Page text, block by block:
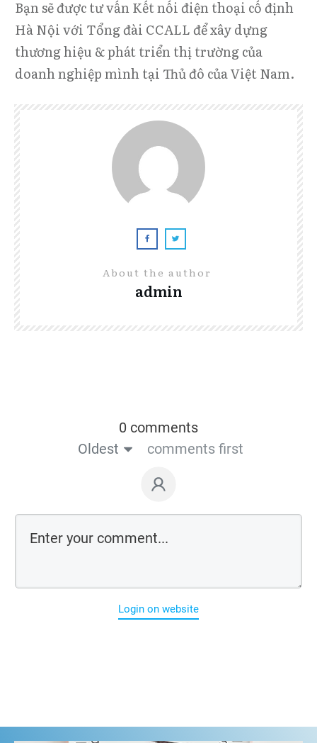
Bạn sẽ được tư vấn Kết nối điện thoại cố định
Hà Nội với Tổng đài CCALL để xây dựng
thương hiệu & phát triển thị trường của
doanh nghiệp mình tại Thủ đô của Việt Nam.
About the author
admin
0 comments
Oldest
comments first
Login on website